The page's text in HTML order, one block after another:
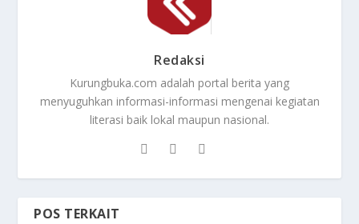
Redaksi
Kurungbuka.com adalah portal berita yang
menyuguhkan informasi-informasi mengenai kegiatan
literasi baik lokal maupun nasional.
POS TERKAIT